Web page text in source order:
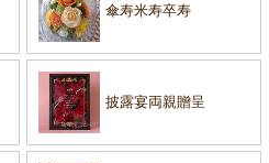
傘寿米寿卒寿
披露宴両親贈呈